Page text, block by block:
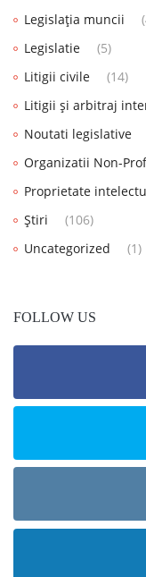
Legislația muncii
Legislatie
(5)
Litigii civile
(14)
Litigii și arbitraj
Noutati legislative
Organizatii Non-
Proprietate
Știri
(106)
Uncategorized
(1)
FOLLOW US